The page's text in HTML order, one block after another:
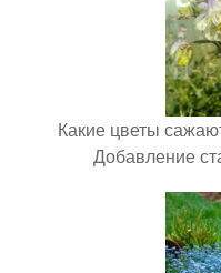
Какие цветы
Добавление